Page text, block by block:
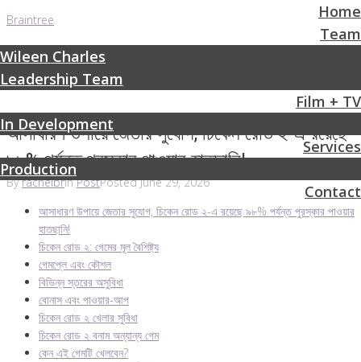
Braintree
Home
Team
Wileen Charles
Leadership Team
Film + TV
In Development
Services
Production
Contact
আসাধারণ উপায়ে জেতার সুযোগ, চিকেন রোড ২-এ রয়েছে
৯৮% পর্যন্ত পুরস্কার পাওয়ার হাতছানি!
ByrachelbrInPostPostedJune 29, 2026
আসাধারণ উপায়ে জেতার সুযোগ, চিকেন রোড ২-এ রয়েছে ৯৮% পর্যন্ত পুরস্কার পাওয়ার
হাতছানি!
চিকেন রোড ২: গেমের মূল বৈশিষ্ট্য
গেমপ্লে এবং কৌশল
বিভিন্ন স্তরের অসুবিধা
বোনাস এবং পাওয়ার-আপ
চিকেন রোড ২ খেলার সুবিধা
চিকেন রোড ২ বনাম অন্যান্য গেম
কেন এই গেমটি খেলবেন?